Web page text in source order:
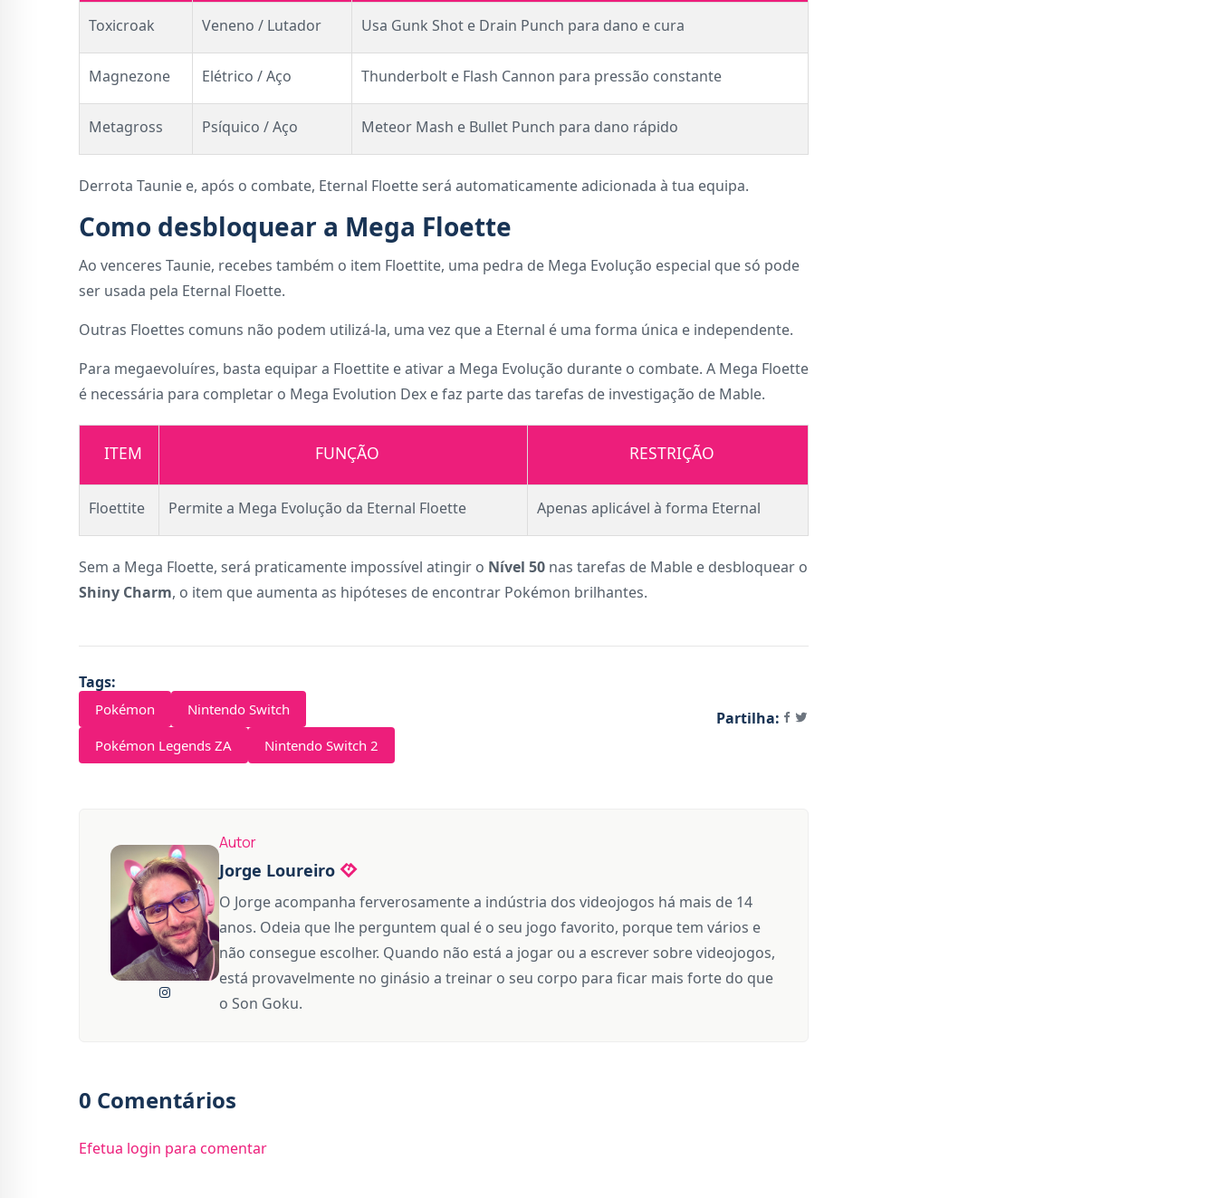
Toxicroak Veneno / Lutador Usa Gunk Shot e Drain Punch para dano e cura
Magnezone Elétrico / Aço Thunderbolt e Flash Cannon para pressão constante
Metagross Psíquico / Aço Meteor Mash e Bullet Punch para dano rápido
Derrota Taunie e, após o combate, Eternal Floette será automaticamente adicionada à tua equipa.
Como desbloquear a Mega Floette
Ao venceres Taunie, recebes também o item Floettite, uma pedra de Mega Evolução especial que só pode
ser usada pela Eternal Floette.
Outras Floettes comuns não podem utilizá-la, uma vez que a Eternal é uma forma única e independente.
Para megaevoluíres, basta equipar a Floettite e ativar a Mega Evolução durante o combate. A Mega Floette
é necessária para completar o Mega Evolution Dex e faz parte das tarefas de investigação de Mable.
ITEM FUNÇÃO RESTRIÇÃO
Floettite Permite a Mega Evolução da Eternal Floette Apenas aplicável à forma Eternal
Sem a Mega Floette, será praticamente impossível atingir o Nível 50 nas tarefas de Mable e desbloquear o
Shiny Charm, o item que aumenta as hipóteses de encontrar Pokémon brilhantes.
Tags:
Pokémon
Nintendo Switch
Pokémon Legends ZA
Nintendo Switch 2
Partilha:
Autor
Jorge Loureiro
O Jorge acompanha ferverosamente a indústria dos videojogos há mais de 14
anos. Odeia que lhe perguntem qual é o seu jogo favorito, porque tem vários e
não consegue escolher. Quando não está a jogar ou a escrever sobre videojogos,
está provavelmente no ginásio a treinar o seu corpo para ficar mais forte do que
o Son Goku.
0 Comentários
Efetua login para comentar